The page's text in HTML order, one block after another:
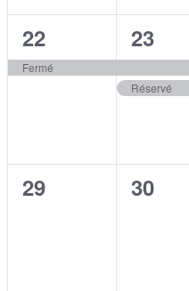
1
évènement,
22
Fermé
2
23
Réservé
0
29
0
30